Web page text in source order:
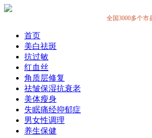
全国3000多个市
首页
美白祛斑
抗过敏
红血丝
角质层修复
祛皱保湿抗衰老
美体瘦身
失眠痛经抑郁症
男女性调理
养生保健